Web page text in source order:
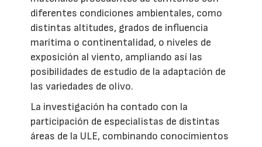
diferentes condiciones ambientales, como
distintas altitudes, grados de influencia
marítima o continentalidad, o niveles de
exposición al viento, ampliando así las
posibilidades de estudio de la adaptación de
las variedades de olivo.
La investigación ha contado con la
participación de especialistas de distintas
áreas de la ULE, combinando conocimientos